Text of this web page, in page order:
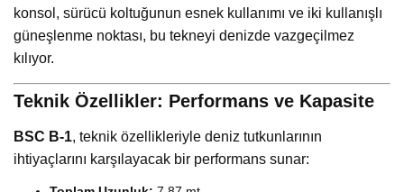
konsol, sürücü koltuğunun esnek kullanımı ve iki kullanışlı
güneşlenme noktası, bu tekneyi denizde vazgeçilmez
kılıyor.
Teknik Özellikler: Performans ve Kapasite
BSC B-1, teknik özellikleriyle deniz tutkunlarının
ihtiyaçlarını karşılayacak bir performans sunar: